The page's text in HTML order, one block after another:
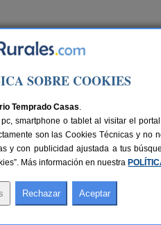
PC
organizar tu viaje de forma
online en Baleares.
SOBRE COOKIES
Temprado Casas.
smartphone o tablet al visitar el
son las Cookies Técnicas y no
con publicidad ajustada a tus
Más información en nuestra